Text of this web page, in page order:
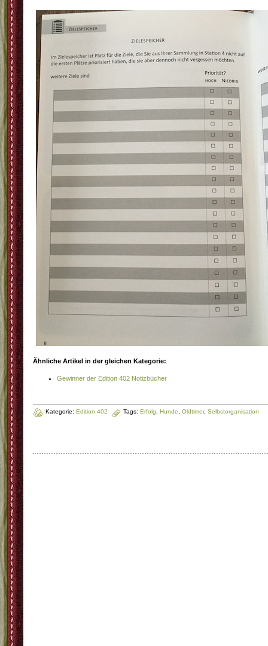
Ähnliche Artikel in der gleichen Kategorie:
Gewinner der Edition 402 Notizbücher
Kategorie: Edition 402 Tags: Erfolg Hunde Oldtimer, Selbstorganisation